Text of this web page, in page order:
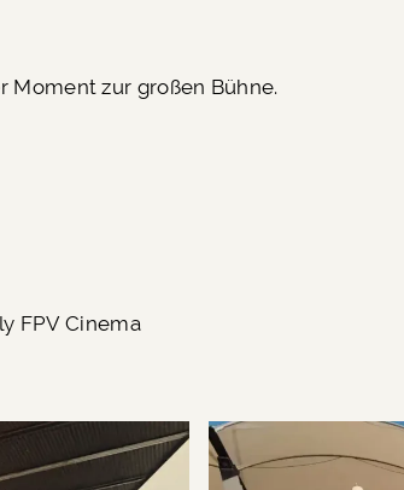
Moment zur großen Bühne.
FPV Cinema